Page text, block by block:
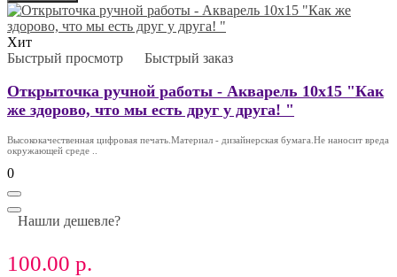
Хит
Быстрый просмотр
Быстрый заказ
Открыточка ручной работы - Акварель 10х15 "Как
же здорово, что мы есть друг у друга! "
Высококачественная цифровая печать.Материал - дизайнерская бумага.Не наносит вреда
окружающей среде ..
0
Нашли дешевле?
100.00 р.